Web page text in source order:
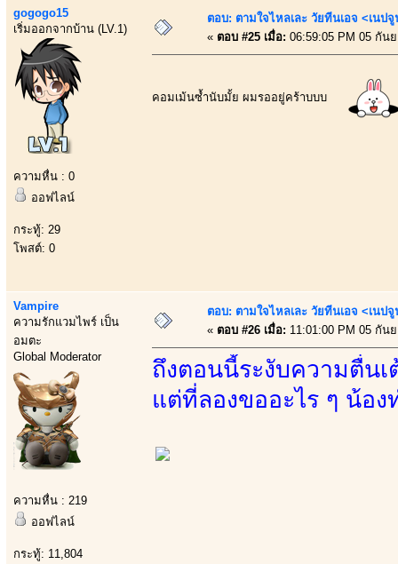
gogogo15
เริ่มออกจากบ้าน (LV.1)
ความหื่น : 0
ออฟไลน์
กระทู้: 29
โพสต์: 0
ตอบ: ตามใจไหลเละ วัยทีนเอจ <เนป
« ตอบ #25 เมื่อ: 06:59:05 PM 05 กัน
คอมเม้นซ้ำนับมั้ย ผมรออยู่คร้าบบบ
Vampire
ความรักแวมไพร์ เป็น
อมตะ
Global Moderator
ความหื่น : 219
ออฟไลน์
กระทู้: 11,804
ตอบ: ตามใจไหลเละ วัยทีนเอจ <เนป
« ตอบ #26 เมื่อ: 11:01:00 PM 05 กัน
ถึงตอนนี้ระงับความตื่น
แต่ที่ลองขออะไร ๆ น้อ